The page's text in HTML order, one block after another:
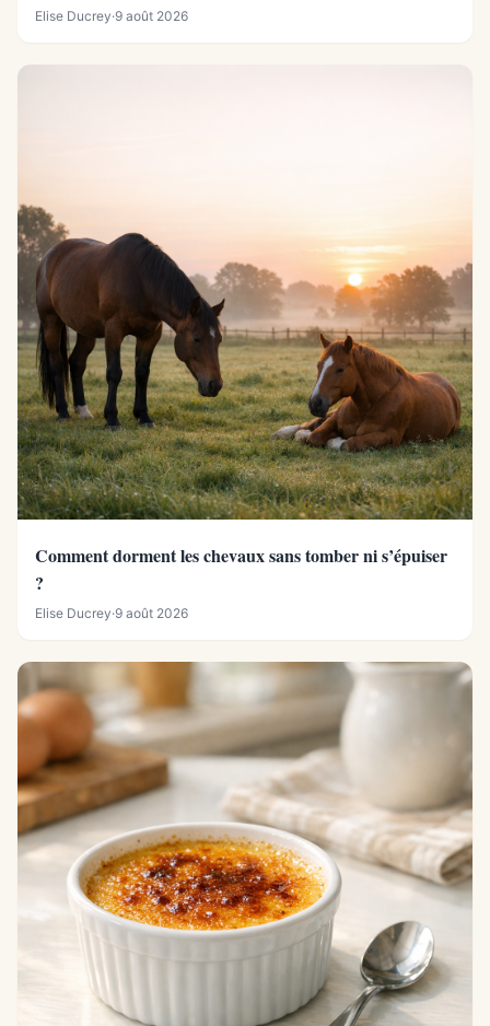
Elise Ducrey·9 août 2026
Comment dorment les chevaux sans tomber ni s’épuiser
?
Elise Ducrey·9 août 2026